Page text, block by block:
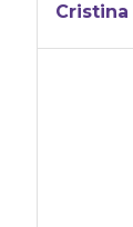
Cristina